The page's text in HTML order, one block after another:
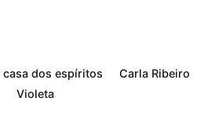
casa dos espíritos Carla Ribeiro
Violeta